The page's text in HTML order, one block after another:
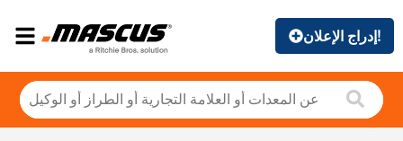
إدراج الإعلان!